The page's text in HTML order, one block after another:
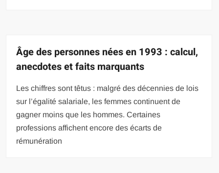
Âge des personnes nées en 1993 : calcul,
anecdotes et faits marquants
Les chiffres sont têtus : malgré des décennies de lois
sur l’égalité salariale, les femmes continuent de
gagner moins que les hommes. Certaines
professions affichent encore des écarts de
rémunération